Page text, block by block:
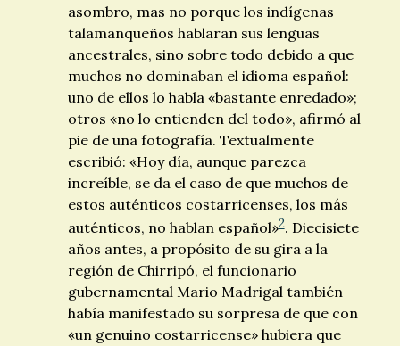
asombro, mas no porque los indígenas
talamanqueños hablaran sus lenguas
ancestrales, sino sobre todo debido a que
muchos no dominaban el idioma español:
uno de ellos lo habla «bastante enredado»;
otros «no lo entienden del todo», afirmó al
pie de una fotografía. Textualmente
escribió: «Hoy día, aunque parezca
increíble, se da el caso de que muchos de
estos auténticos costarricenses, los más
auténticos, no hablan español»2. Diecisiete
años antes, a propósito de su gira a la
región de Chirripó, el funcionario
gubernamental Mario Madrigal también
había manifestado su sorpresa de que con
«un genuino costarricense» hubiera que